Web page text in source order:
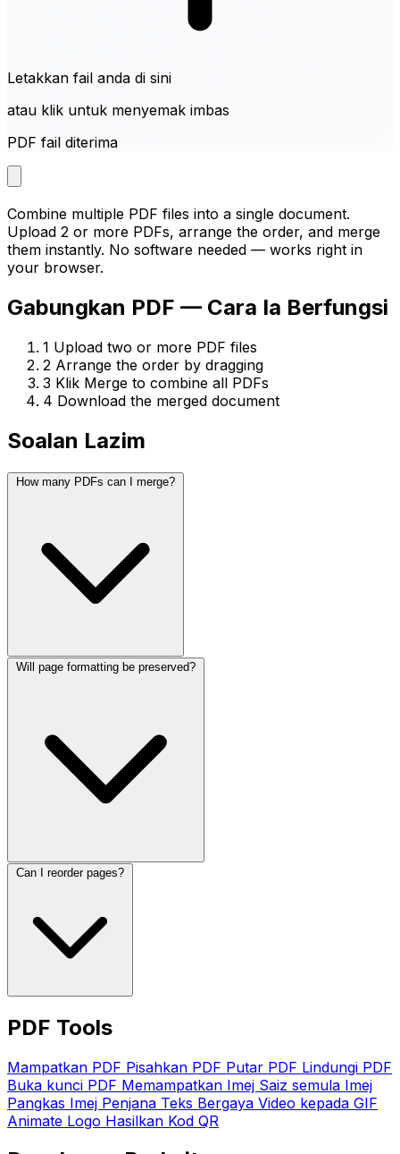
Letakkan fail anda di sini
atau klik untuk menyemak imbas
PDF fail diterima
Combine multiple PDF files into a single document.
Upload 2 or more PDFs, arrange the order, and merge
them instantly. No software needed — works right in
your browser.
Gabungkan PDF — Cara Ia Berfungsi
1 Upload two or more PDF files
2 Arrange the order by dragging
3 Klik Merge to combine all PDFs
4 Download the merged document
Soalan Lazim
How many PDFs can I merge?
Will page formatting be preserved?
Can I reorder pages?
PDF Tools
Mampatkan PDF Pisahkan PDF Putar PDF Lindungi PDF
Buka kunci PDF Memampatkan Imej Saiz semula Imej
Pangkas Imej Penjana Teks Bergaya Video kepada GIF
Animate Logo Hasilkan Kod QR